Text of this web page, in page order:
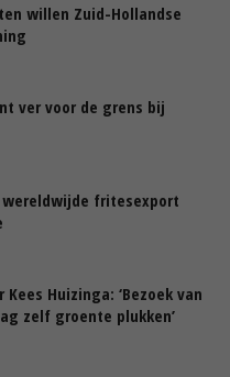
willen Zuid-Hollandse
ver voor de grens bij
wereldwijde fritesexport
Huizinga: ‘Bezoek van
zelf groente plukken’